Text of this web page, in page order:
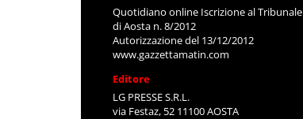
Quotidiano online Iscrizione al Tribunale
di Aosta n. 8/2012
Autorizzazione del 13/12/2012
www.gazzettamatin.com
Editore
LG PRESSE S.R.L.
via Festaz, 52 11100 AOSTA